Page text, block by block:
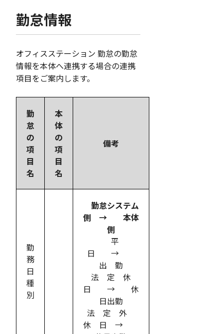
勤怠情報
オフィスステーション 勤怠の勤怠
情報を本体へ連携する場合の連携
項目をご案内します。
勤
怠
の
項
目
名
本
体
の
項
目
名
備考
勤
務
日
種
別
勤怠システム
側 → 本体
側
平
日 →
出 勤
法 定 休
日 → 休
日出勤
法 定 外
休 日 →